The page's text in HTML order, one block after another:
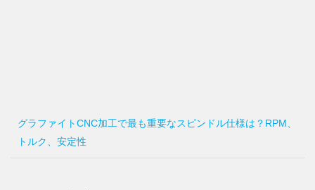
グラファイトCNC加工で最も重要なスピンドル仕様は？RPM、
トルク、安定性